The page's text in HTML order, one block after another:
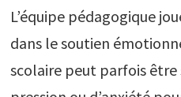
L’équipe pédagogique
dans le soutien
scolaire peut parfois être